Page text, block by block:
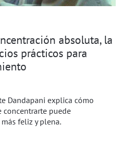
absoluta, la
prácticos para
Dandapani explica cómo
concentrarte puede
feliz y plena.